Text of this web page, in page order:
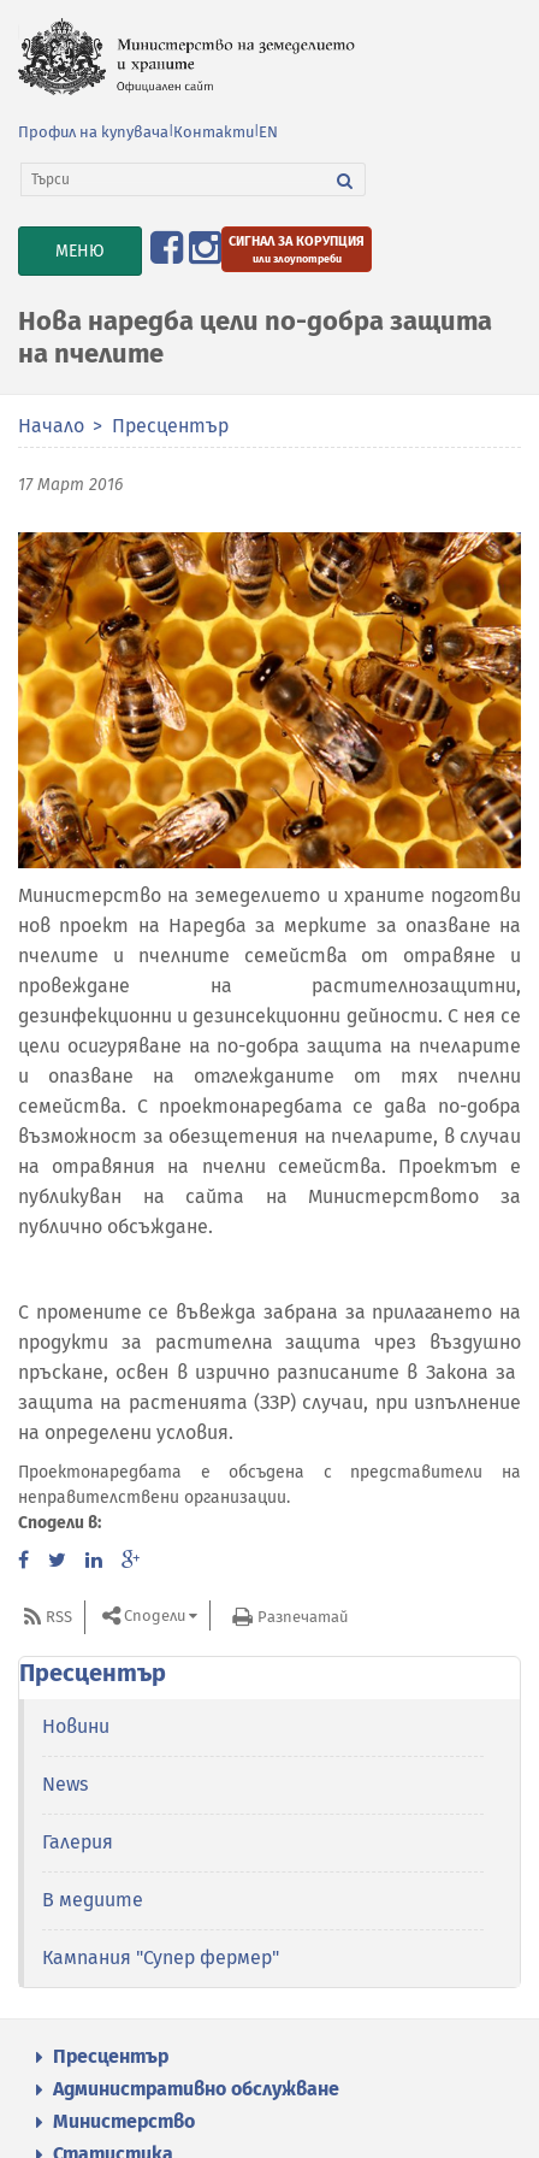
Профил на купувача Контакти EN
TOGGLE
NAVIGATION
МЕНЮ СИГНАЛ ЗА КОРУПЦИЯ
или злоупотреби
Нова наредба цели по-добра защита
на пчелите
Начало Пресцентър
17 Март 2016
Министерство на земеделието и храните подготви
нов проект на Наредба за мерките за опазване на
пчелите и пчелните семейства от отравяне и
провеждане на растителнозащитни,
дезинфекционни и дезинсекционни дейности. С нея се
цели осигуряване на по-добра защита на пчеларите
и опазване на отглежданите от тях пчелни
семейства. С проектонаредбата се дава по-добра
възможност за обезщетения на пчеларите, в случаи
на отравяния на пчелни семейства. Проектът е
публикуван на сайта на Министерството за
публично обсъждане.
С промените се въвежда забрана за прилагането на
продукти за растителна защита чрез въздушно
пръскане, освен в изрично разписанитe в Закона за
защита на растенията (ЗЗР) случаи, при изпълнение
на определени условия.
Проектонаредбата е обсъдена с представители на
неправителствени организации.
Сподели в:
RSS Сподели Разпечатай
Пресцентър
Новини
News
Галерия
В медиите
Кампания "Супер фермер"
Пресцентър
Административно обслужване
Министерство